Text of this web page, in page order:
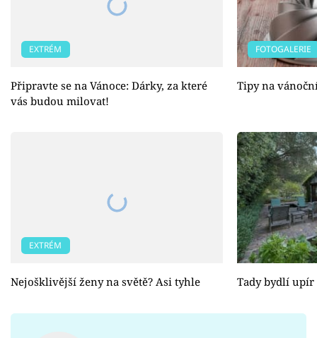
EXTRÉM
Připravte se na Vánoce: Dárky, za které
vás budou milovat!
FOTOGALERIE
Tipy na
EXTRÉM
Nejošklivější ženy na světě? Asi tyhle Tady bydlí